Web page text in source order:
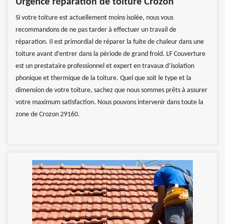
Urgence réparation de toiture Crozon
Si votre toiture est actuellement moins isolée, nous vous
recommandons de ne pas tarder à effectuer un travail de
réparation. Il est primordial de réparer la fuite de chaleur dans une
toiture avant d’entrer dans la période de grand froid. LF Couverture
est un prestataire professionnel et expert en travaux d’isolation
phonique et thermique de la toiture. Quel que soit le type et la
dimension de votre toiture, sachez que nous sommes prêts à assurer
votre maximum satisfaction. Nous pouvons intervenir dans toute la
zone de Crozon 29160.